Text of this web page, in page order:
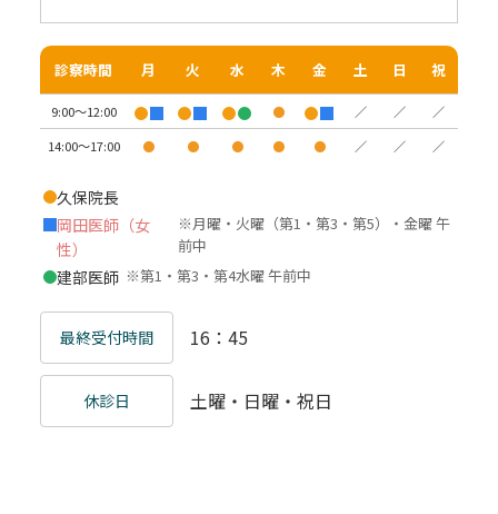
診察時間 月 火 水 木 金 土 日 祝
9:00〜12:00 ● ／ ／
／
14:00〜17:00
● ● ● ● ● ／ ／ ／
久保院長
岡田医師（女
性）
※月曜・火曜（第1・第3・第5）・金曜 午
前中
建部医師 ※第1・第3・第4水曜 午前中
最終受付時間 16：45
休診日 土曜・日曜・祝日